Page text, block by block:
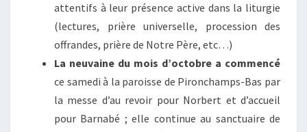
attentifs à leur présence active dans la liturgie
(lectures, prière universelle, procession des
offrandes, prière de Notre Père, etc…)
La neuvaine du mois d’octobre a commencé
ce samedi à la paroisse de Pironchamps-Bas par
la messe d’au revoir pour Norbert et d’accueil
pour Barnabé ; elle continue au sanctuaire de